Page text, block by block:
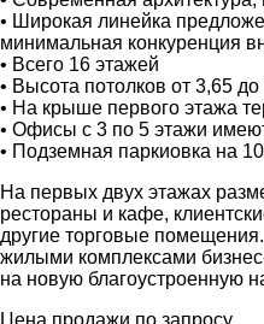
• Широкая линейка
минимальная конкуренция
• Всего 16 этажей
• Высота потолков от 3,65
• На крыше первого этажа
• Офисы с 3 по 5 этажи
• Подземная паркиовка на
На первых двух этажах
рестораны и кафе,
другие торговые
жилыми комплексами
на новую благоустроенную
Цена продажи по запросу